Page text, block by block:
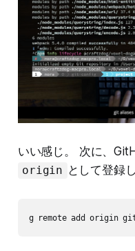
いい感じ。 次に、
origin として登録
g remote add origin